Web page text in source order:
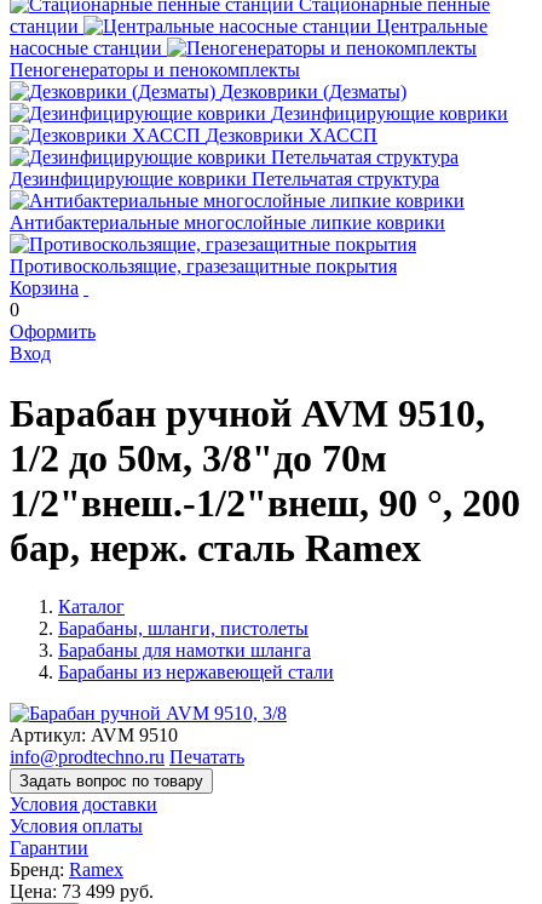
Стационарные пенные
станции
Центральные
насосные станции
Пеногенераторы и пенокомплекты
Дезковрики (Дезматы)
Дезинфицирующие коврики
Дезковрики ХАССП
Дезинфицирующие коврики Петельчатая структура
Антибактериальные многослойные липкие коврики
Противоскользящие, гразезащитные покрытия
Корзина
0
Оформить
Вход
Барабан ручной AVМ 9510,
1/2 до 50м, 3/8"до 70м
1/2"внеш.-1/2"внеш, 90 °, 200
бар, нерж. сталь Ramex
Каталог
Барабаны, шланги, пистолеты
Барабаны для намотки шланга
Барабаны из нержавеющей стали
Артикул: AVМ 9510
info@prodtechno.ru Печатать
Задать вопрос по товару
Условия доставки
Условия оплаты
Гарантии
Бренд: Ramex
Цена: 73 499 руб.